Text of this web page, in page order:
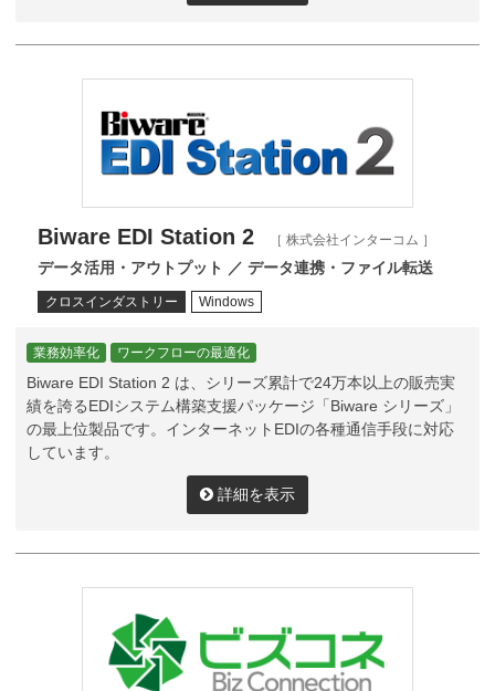
Biware EDI Station 2 ［ 株式会社インターコム ］
データ活用・アウトプット ／ データ連携・ファイル転送
クロスインダストリー Windows
業務効率化 ワークフローの最適化
Biware EDI Station 2 は、シリーズ累計で24万本以上の販売実
績を誇るEDIシステム構築支援パッケージ「Biware シリーズ」
の最上位製品です。インターネットEDIの各種通信手段に対応
しています。
詳細を表示